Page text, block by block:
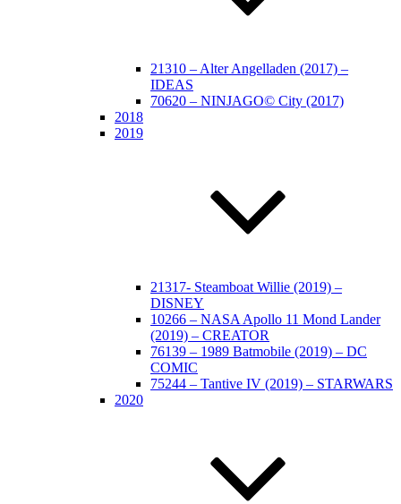
21310 – Alter Angelladen (2017) –
IDEAS
70620 – NINJAGO© City (2017)
2018
2019
21317- Steamboat Willie (2019) –
DISNEY
10266 – NASA Apollo 11 Mond Lander
(2019) – CREATOR
76139 – 1989 Batmobile (2019) – DC
COMIC
75244 – Tantive IV (2019) – STARWARS
2020